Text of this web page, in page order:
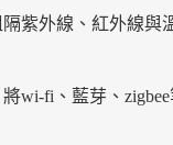
紫外線、紅外線
wi-fi、藍芽、